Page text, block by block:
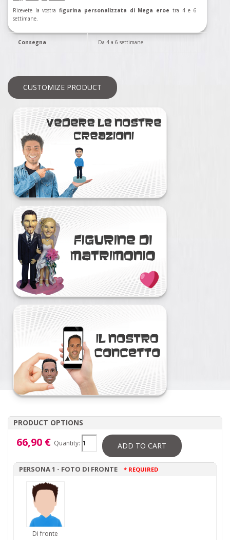
Ricevete la vostrafigurina personalizzata di Mega eroe tra 4 e 6
settimane.
Consegna Da 4 a 6 settimane
CUSTOMIZE PRODUCT
PRODUCT OPTIONS
66,90 € Quantity: ADD TO CART
PERSONA 1 - FOTO DI FRONTE * REQUIRED
Di fronte